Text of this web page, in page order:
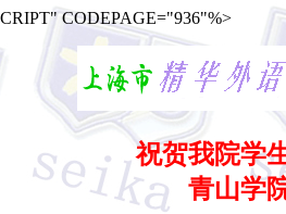
CODEPAGE="936"%>
祝贺我院学
青山学